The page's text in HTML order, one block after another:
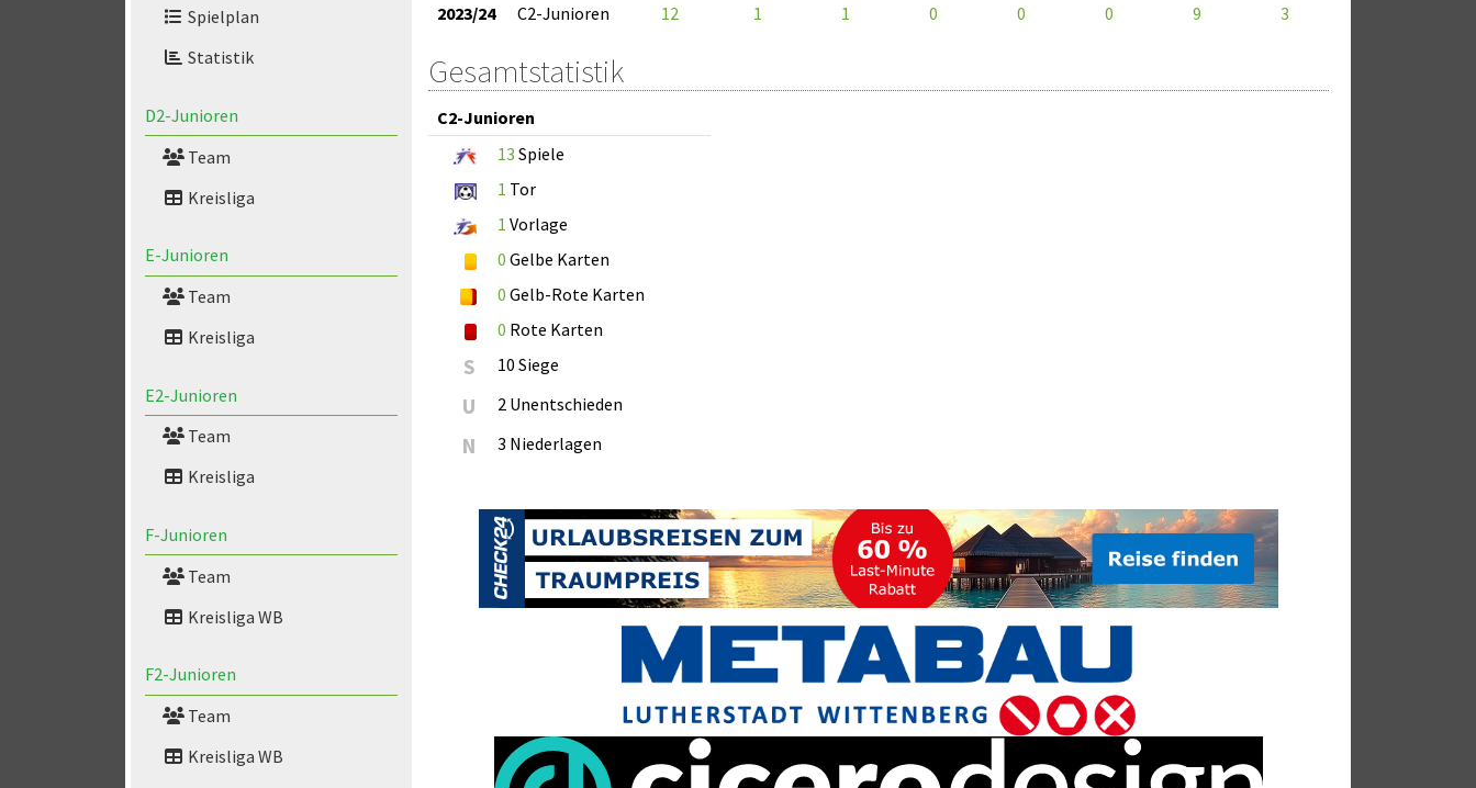
Spielplan
Statistik
D2-Junioren
Team
Kreisliga
E-Junioren
Team
Kreisliga
E2-Junioren
Team
Kreisliga
F-Junioren
Team
Kreisliga WB
F2-Junioren
Team
Kreisliga WB
2023/24 C2-Junioren 12 1 1 0 0 0 9 3
Gesamtstatistik
C2-Junioren
13 Spiele
1 Tor
1 Vorlage
0 Gelbe Karten
0 Gelb-Rote Karten
0 Rote Karten
S 10 Siege
U 2 Unentschieden
N 3 Niederlagen